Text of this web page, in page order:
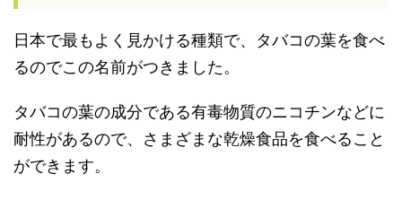
日本で最もよく見かける種類で、タバコの葉を食べ
るのでこの名前がつきました。
タバコの葉の成分である有毒物質のニコチンなどに
耐性があるので、さまざまな乾燥食品を食べること
ができます。